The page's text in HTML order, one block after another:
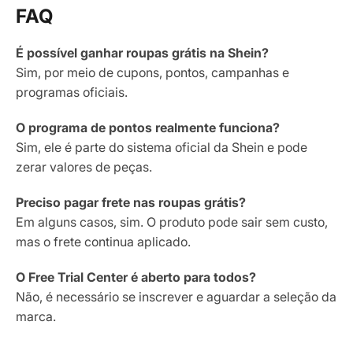
FAQ
É possível ganhar roupas grátis na Shein?
Sim, por meio de cupons, pontos, campanhas e
programas oficiais.
O programa de pontos realmente funciona?
Sim, ele é parte do sistema oficial da Shein e pode
zerar valores de peças.
Preciso pagar frete nas roupas grátis?
Em alguns casos, sim. O produto pode sair sem custo,
mas o frete continua aplicado.
O Free Trial Center é aberto para todos?
Não, é necessário se inscrever e aguardar a seleção da
marca.